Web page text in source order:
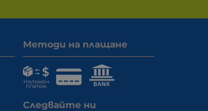
Методи на плащане
Следвайте ни